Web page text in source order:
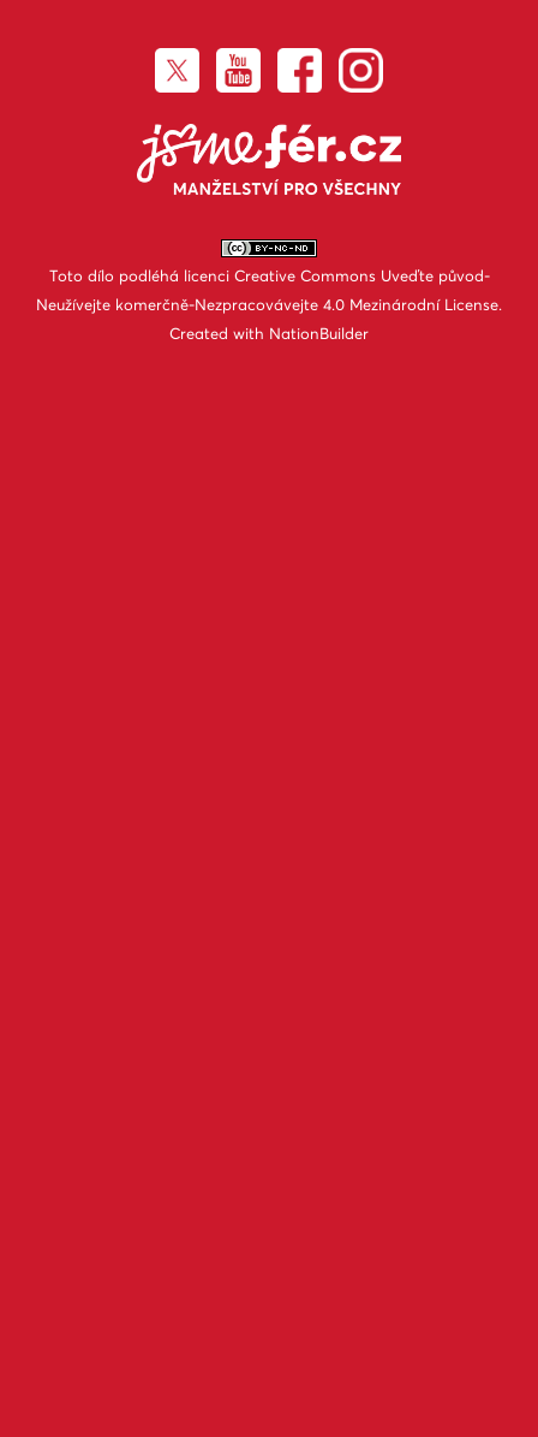
Toto dílo podléhá licenci Creative Commons Uveďte původ-
Neužívejte komerčně-Nezpracovávejte 4.0 Mezinárodní License.
Created with NationBuilder